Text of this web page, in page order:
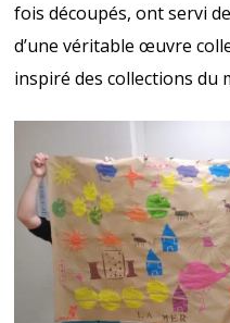
fois découpés, ont servi
d’une véritable œuvre
inspiré des collections du